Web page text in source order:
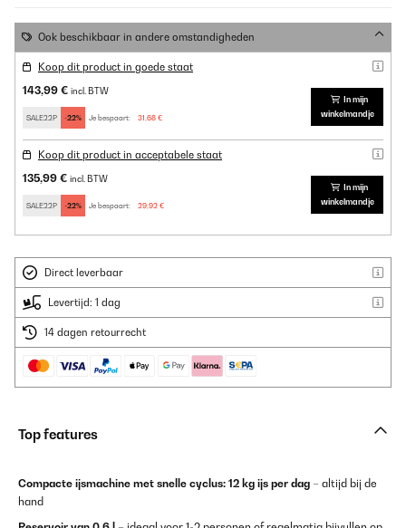
Ook beschikbaar in andere omstandigheden
Koop dit product in goede staat
143,99 € incl. BTW
SALE22P -22% Je bespaart: 31,68 €
In mijn
winkelmandje
Koop dit product in acceptabele staat
135,99 € incl. BTW
SALE22P -22% Je bespaart: 29,92 €
In mijn
winkelmandje
Direct leverbaar
Levertijd: 1 dag
14 dagen retourrecht
Top features
Compacte ijsmachine met snelle cyclus: 12 kg ijs per dag – altijd bij de
hand